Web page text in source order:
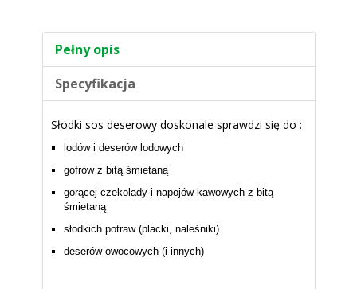
Pełny opis
Specyfikacja
Słodki sos deserowy doskonale sprawdzi się do :
lodów i deserów lodowych
gofrów z bitą śmietaną
gorącej czekolady i napojów kawowych z bitą
śmietaną
słodkich potraw (placki, naleśniki)
deserów owocowych (i innych)